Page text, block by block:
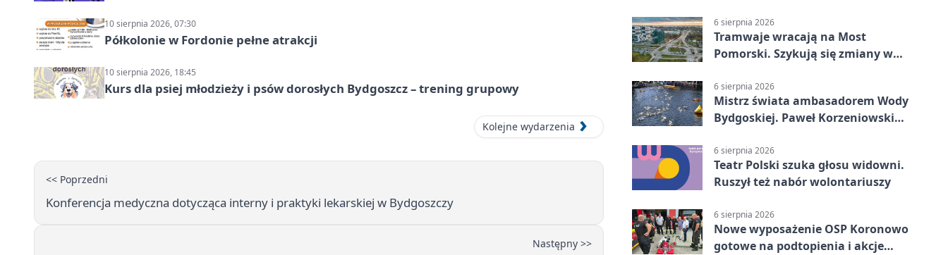
10 sierpnia 2026, 07:30
Półkolonie w Fordonie pełne atrakcji
10 sierpnia 2026, 18:45
Kurs dla psiej młodzieży i psów dorosłych Bydgoszcz – trening grupowy
Kolejne wydarzenia
<< Poprzedni
Konferencja medyczna dotycząca interny i praktyki lekarskiej w Bydgoszczy
Następny >>
6 sierpnia 2026
Tramwaje wracają na Most
Pomorski. Szykują się zmiany w
6 sierpnia 2026
Mistrz świata ambasadorem Wody
Bydgoskiej. Paweł Korzeniowski
6 sierpnia 2026
Teatr Polski szuka głosu widowni.
Ruszył też nabór wolontariuszy
6 sierpnia 2026
Nowe wyposażenie OSP Koronowo
gotowe na podtopienia i akcje